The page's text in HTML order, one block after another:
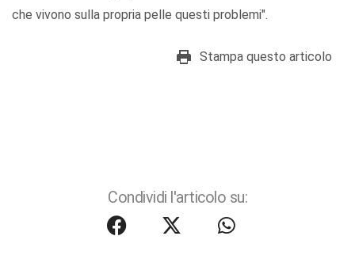
che vivono sulla propria pelle questi problemi".
Stampa questo articolo
Condividi l'articolo su: